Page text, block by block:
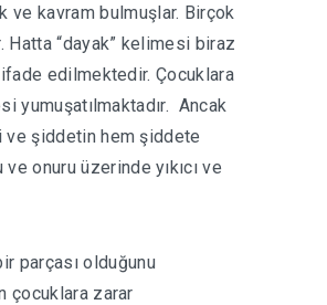
kavram bulmuşlar. Birçok
Hatta “dayak” kelimesi biraz
ifade edilmektedir. Çocuklara
yumuşatılmaktadır. Ancak
ve şiddetin hem şiddete
onuru üzerinde yıkıcı ve
parçası olduğunu
çocuklara zarar